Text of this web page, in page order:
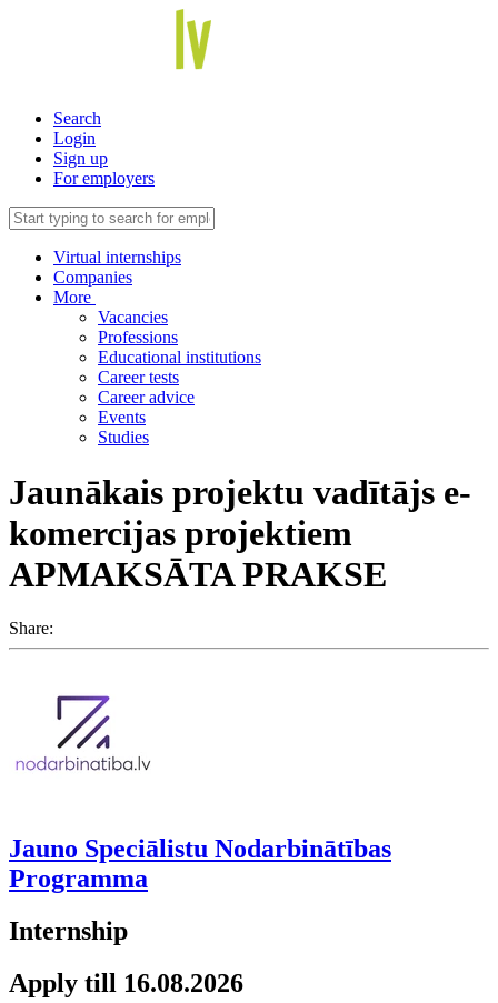
Search
Login
Sign up
For employers
Virtual internships
Companies
More
Vacancies
Professions
Educational institutions
Career tests
Career advice
Events
Studies
Jaunākais projektu vadītājs e-
komercijas projektiem
APMAKSĀTA PRAKSE
Share:
Jauno Speciālistu Nodarbinātības
Programma
Internship
Apply till 16.08.2026